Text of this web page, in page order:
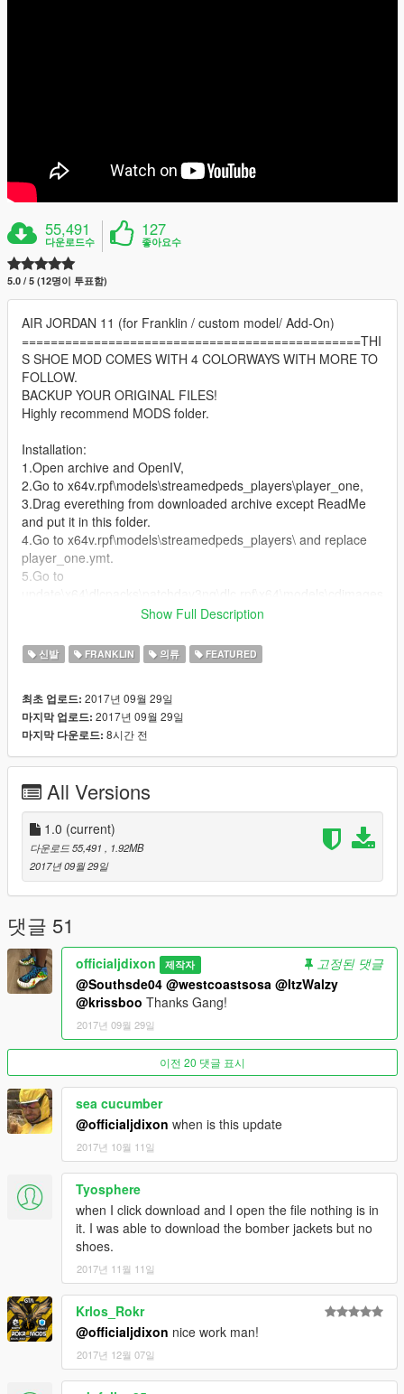
55,491
다운로드수
127
좋아요수
5.0 / 5 (12명이 투표함)
AIR JORDAN 11 (for Franklin / custom model/ Add-On)
===============================================THI
S SHOE MOD COMES WITH 4 COLORWAYS WITH MORE TO
FOLLOW.
BACKUP YOUR ORIGINAL FILES!
Highly recommend MODS folder.
Installation:
1.Open archive and OpenIV,
2.Go to x64v.rpf\models\streamedpeds_players\player_one,
3.Drag everething from downloaded archive except ReadMe
and put it in this folder.
4.Go to x64v.rpf\models\streamedpeds_players\ and replace
player_one.ymt.
5.Go to
\patchday3ng.rpf\ and replace player_one.ymt
Thank you for downloaoding my mod
PLEASE SUBSCRIBE TO MY YOUTUBE FOR EXCLUSIVE
CONTENT FOR MY SUBSCRIBERS.
Show Full Description
신발 FRANKLIN 의류 FEATURED
최초 업로드: 2017년 09월 29일
마지막 업로드: 2017년 09월 29일
마지막 다운로드: 8시간 전
All Versions
1.0 (current)
다운로드 55,491
, 1.92MB
2017년 09월 29일
댓글 51
officialjdixon 제작자
고정된 댓글
@Southsde04 @westcoastsosa @ItzWalzy
@krissboo Thanks Gang!
2017년 09월 29일
이전 20 댓글 표시
sea cucumber
@officialjdixon when is this update
2017년 10월 11일
Tyosphere
when I click download and I open the file nothing is in
it. I was able to download the bomber jackets but no
shoes.
2017년 11월 11일
Krlos_Rokr
@officialjdixon nice work man!
2017년 12월 07일